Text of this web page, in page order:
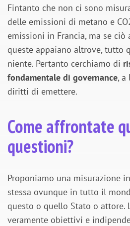
Fintanto che non ci sono
delle emissioni di metano e
emissioni in Francia, ma se ciò
queste appaiano altrove, tutto
niente. Pertanto cerchiamo di
fondamentale di governance, a
diritti di emettere.
Come affrontate
questioni?
Proponiamo una misurazione
stessa ovunque in tutto il
questo o quello Stato o attore.
veramente obiettivi e